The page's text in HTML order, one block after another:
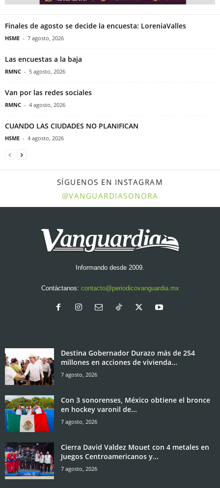
Finales de agosto se decide la encuesta: LoreniaValles
HSME - 7 agosto, 2026
Las encuestas a la baja
RMNC - 5 agosto, 2026
Van por las redes sociales
RMNC - 4 agosto, 2026
CUANDO LAS CIUDADES NO PLANIFICAN
HSME - 4 agosto, 2026
SÍGUENOS EN INSTAGRAM
@VANGUARDIASONORA
Informando desde 2009.
Contáctanos: contacto@periodicovanguardia.mx
Destina Gobernador Durazo más de 254
millones en acciones de vivienda...
7 agosto, 2026
Con 3 sonorenses, México obtiene el bronce
en hockey varonil de...
7 agosto, 2026
Cierra David Valdez Mouet con 4 metales en
Juegos Centroamericanos y...
7 agosto, 2026